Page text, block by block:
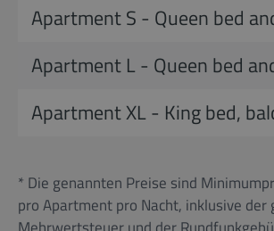
Apartment S - Queen bed
Apartment L - Queen bed
Apartment XL - King bed,
* Die genannten Preise sind
pro Apartment pro Nacht, inklusive der